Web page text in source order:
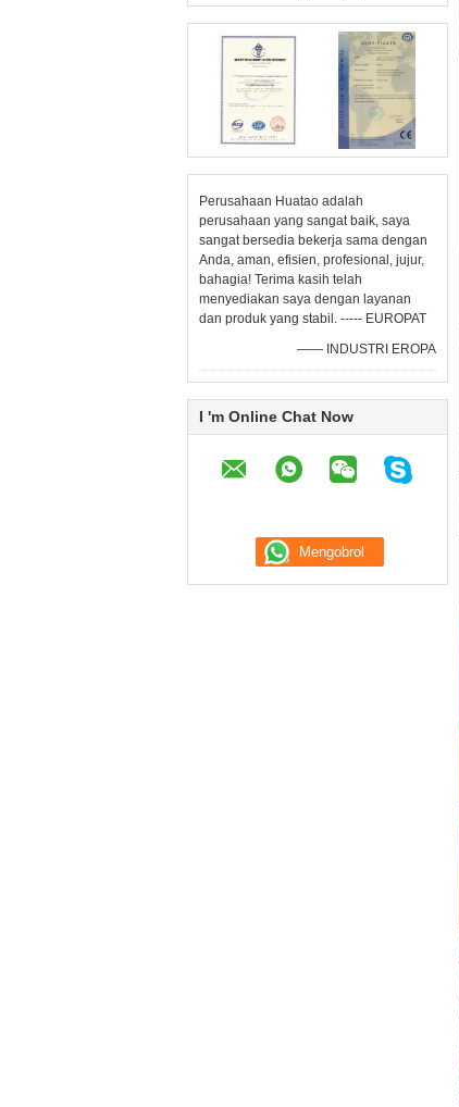
Perusahaan Huatao adalah
perusahaan yang sangat baik, saya
sangat bersedia bekerja sama dengan
Anda, aman, efisien, profesional, jujur,
bahagia! Terima kasih telah
menyediakan saya dengan layanan
dan produk yang stabil. ----- EUROPAT
—— INDUSTRI EROPA
I 'm Online Chat Now